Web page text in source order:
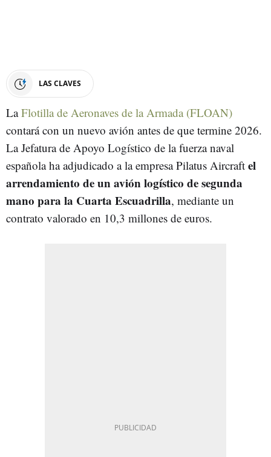
LAS CLAVES
LaFlotilla de Aeronaves de la Armada (FLOAN)
contará con un nuevo avión antes de que termine 2026.
La Jefatura de Apoyo Logístico de la fuerza naval
española ha adjudicado a la empresa Pilatus Aircraft el
arrendamiento de un avión logístico de segunda
mano para la Cuarta Escuadrilla, mediante un
contrato valorado en 10,3 millones de euros.